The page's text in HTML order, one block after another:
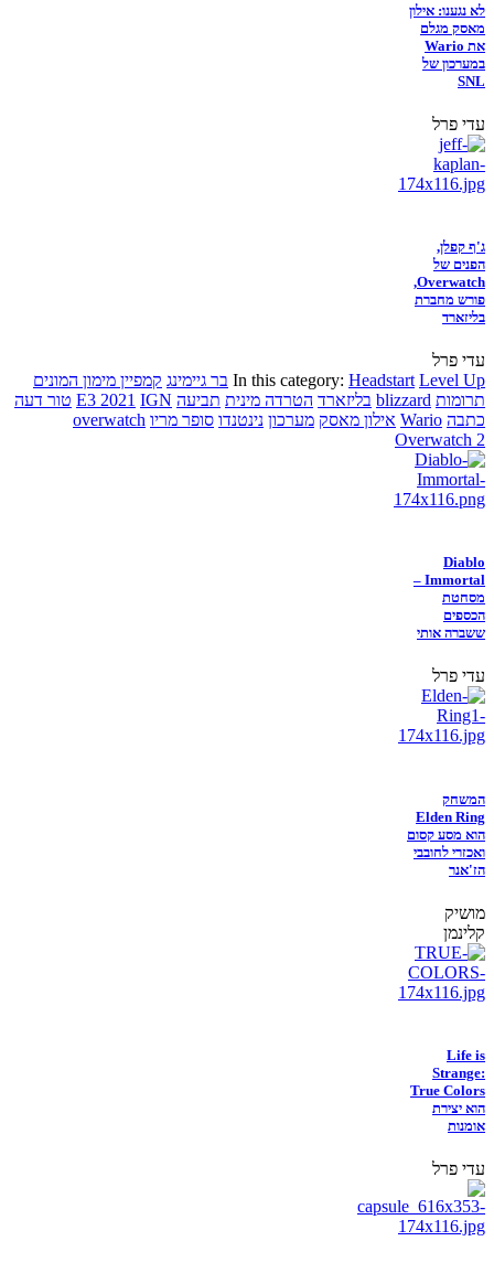
לא נגענו: אילון
מאסק מגלם
את Wario
במערכון של
SNL
עדי פרל
ג'ף קפלן,
הפנים של
Overwatch,
פורש מחברת
בליזארד
עדי פרל
In this category: Headstart Level Up בר גיימינג קמפיין מימון המונים
תרומות blizzard בליזארד הטרדה מינית תביעה E3 2021 IGN
טור דעה
כתבה Wario אילון מאסק מערכון נינטנדו סופר מריו overwatch
Overwatch 2
Diablo
Immortal –
מסחטת
הכספים
ששברה אותי
עדי פרל
המשחק
Elden Ring
הוא מסע קסום
ואכזרי לחובבי
הז'אנר
מושיק
קלינמן
Life is
Strange:
True Colors
הוא יצירת
אומנות
עדי פרל